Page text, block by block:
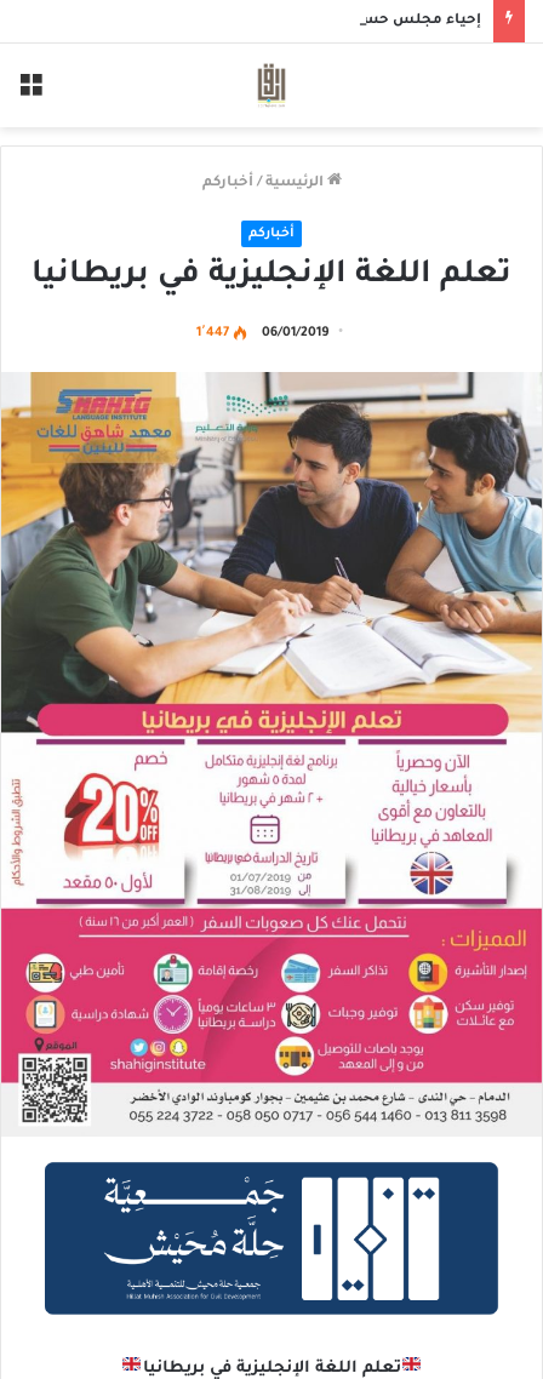
إحياء مجلس حسيني بمأتم الحاج أحمد منصور الخميس
الرئيسية / أخباركم
أخباركم
تعلم اللغة الإنجليزية في بريطانيا
06/01/2019 1٬447
تعلم اللغة الإنجليزية في بريطانيا